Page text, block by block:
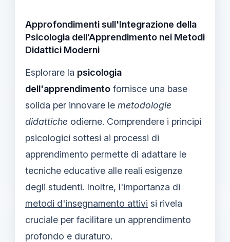
Approfondimenti sull'Integrazione della
Psicologia dell’Apprendimento nei Metodi
Didattici Moderni
Esplorare la psicologia
dell'apprendimento fornisce una base
solida per innovare le metodologie
didattiche odierne. Comprendere i principi
psicologici sottesi ai processi di
apprendimento permette di adattare le
tecniche educative alle reali esigenze
degli studenti. Inoltre, l'importanza di
metodi d'insegnamento attivi si rivela
cruciale per facilitare un apprendimento
profondo e duraturo.